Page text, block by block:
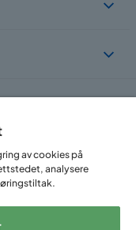
av cookies på
analysere